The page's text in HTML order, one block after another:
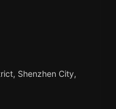
Shenzhen City,